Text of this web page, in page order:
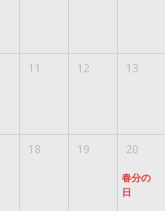
11 12 13
18 19 20
春分の
日